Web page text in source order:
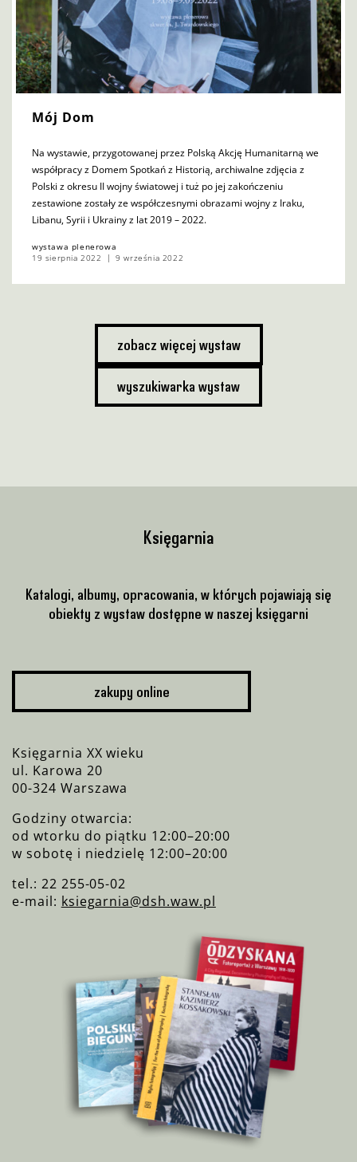
Mój Dom
Na wystawie, przygotowanej przez Polską Akcję Humanitarną we
współpracy z Domem Spotkań z Historią, archiwalne zdjęcia z
Polski z okresu II wojny światowej i tuż po jej zakończeniu
zestawione zostały ze współczesnymi obrazami wojny z Iraku,
Libanu, Syrii i Ukrainy z lat 2019 – 2022.
wystawa plenerowa
19 sierpnia 2022
9 września 2022
zobacz więcej wystaw
wyszukiwarka wystaw
Księgarnia
Katalogi, albumy, opracowania, w których pojawiają się
obiekty z wystaw dostępne w naszej księgarni
zakupy online
Księgarnia XX wieku
ul. Karowa 20
00-324 Warszawa
Godziny otwarcia:
od wtorku do piątku 12:00–20:00
w sobotę i niedzielę 12:00–20:00
tel.: 22 255-05-02
e-mail: ksiegarnia@dsh.waw.pl